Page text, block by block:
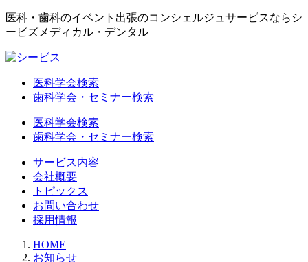
医科・歯科のイベント出張のコンシェルジュサービスならシ
ービズメディカル・デンタル
医科学会検索
歯科学会・セミナー検索
医科学会検索
歯科学会・セミナー検索
サービス内容
会社概要
トピックス
お問い合わせ
採用情報
HOME
お知らせ